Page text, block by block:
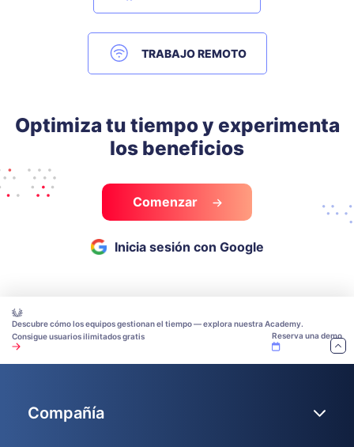
TRABAJO REMOTO
Optimiza tu tiempo y experimenta
los beneficios
Comenzar
Inicia sesión con Google
Descubre cómo los equipos gestionan el tiempo — explora nuestra Academy.
Consigue usuarios ilimitados gratis
Reserva una demo
Compañía